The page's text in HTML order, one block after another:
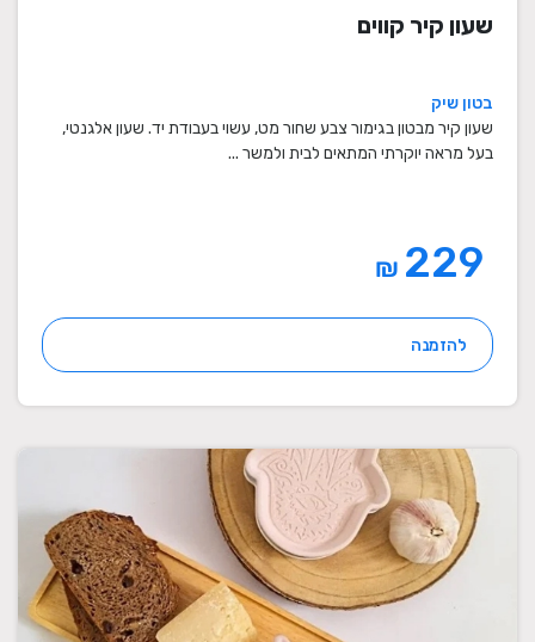
שעון קיר קווים
בטון שיק
שעון קיר מבטון בגימור צבע שחור מט, עשוי בעבודת יד. שעון אלגנטי,
בעל מראה יוקרתי המתאים לבית ולמשר ...
₪
להזמנה